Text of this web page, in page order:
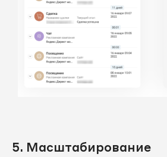
5. Масштабирование